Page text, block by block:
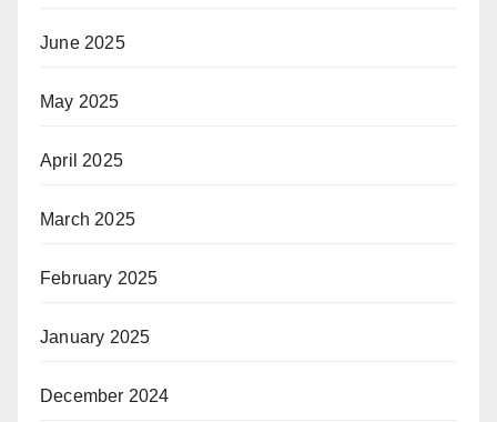
June 2025
May 2025
April 2025
March 2025
February 2025
January 2025
December 2024